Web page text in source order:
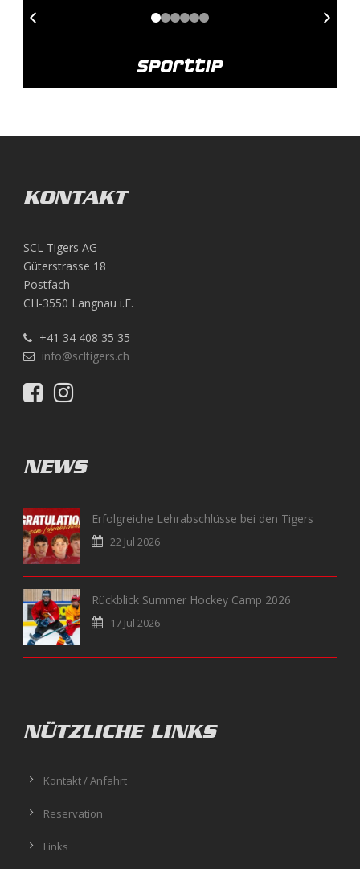
KONTAKT
SCL Tigers AG
Güterstrasse 18
Postfach
CH-3550 Langnau i.E.
+41 34 408 35 35
info@scltigers.ch
NEWS
Erfolgreiche Lehrabschlüsse bei den Tigers
22 Jul 2026
Rückblick Summer Hockey Camp 2026
17 Jul 2026
NÜTZLICHE LINKS
Kontakt / Anfahrt
Reservation
Links